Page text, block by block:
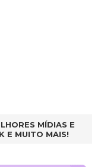
MÍDIAS E
E MUITO MAIS!